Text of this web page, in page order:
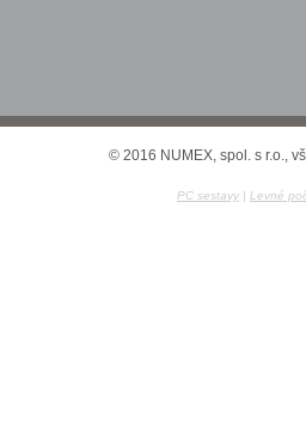
© 2016 NUMEX, spol. s r.o.,
PC sestavy | Levné